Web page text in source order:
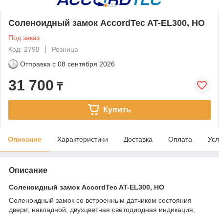
Соленоидный замок AccordTec AT-EL300, НО
Под заказ
Код: 2798
Розница
Отправка с 08 сентября 2026
31 700 ₸
Купить
Описание Характеристики Доставка Оплата
Описание
Соленоидный замок AccordTec AT-EL300, НО
Соленоидный замок со встроенным датчиком состояния
двери; накладной; двухцветная светодиодная индикация;